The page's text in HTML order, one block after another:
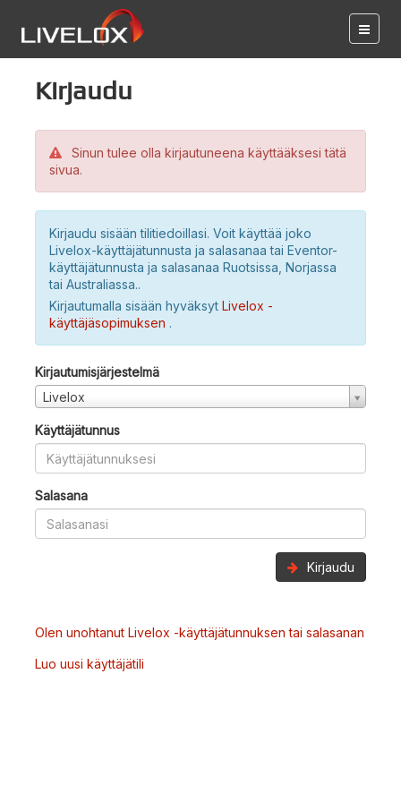
Kirjaudu
Sinun tulee olla kirjautuneena käyttääksesi tätä
sivua.
Kirjaudu sisään tilitiedoillasi. Voit käyttää joko
Livelox-käyttäjätunnusta ja salasanaa tai Eventor-
käyttäjätunnusta ja salasanaa Ruotsissa, Norjassa
tai Australiassa..
Kirjautumalla sisään hyväksyt Livelox -
käyttäjäsopimuksen .
Kirjautumisjärjestelmä
Livelox
Käyttäjätunnus
Salasana
Kirjaudu
Olen unohtanut Livelox -käyttäjätunnuksen tai salasanan
Luo uusi käyttäjätili